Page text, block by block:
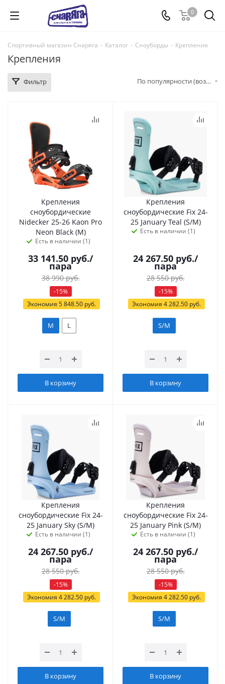
0
Спортивный магазин Снаряга - Каталог - Сноуборды - Крепления
Крепления
Фильтр По популярности (возрастание)
Крепления
сноубордические
Nidecker 25-26 Kaon Pro
Neon Black (M)
Есть в наличии (1)
33 141.50 руб./
пара
38 990руб.
-15%
Экономия 5 848.50руб.
M L
В корзину
Крепления
сноубордические Fix 24-
25 January Teal (S/M)
Есть в наличии (1)
24 267.50 руб./
пара
28 550руб.
-15%
Экономия 4 282.50руб.
S/M
В корзину
Крепления
сноубордические Fix 24-
25 January Sky (S/M)
Есть в наличии (1)
24 267.50 руб./
пара
28 550руб.
-15%
Экономия 4 282.50руб.
S/M
В корзину
Крепления
сноубордические Fix 24-
25 January Pink (S/M)
Есть в наличии (1)
24 267.50 руб./
пара
28 550руб.
-15%
Экономия 4 282.50руб.
S/M
В корзину